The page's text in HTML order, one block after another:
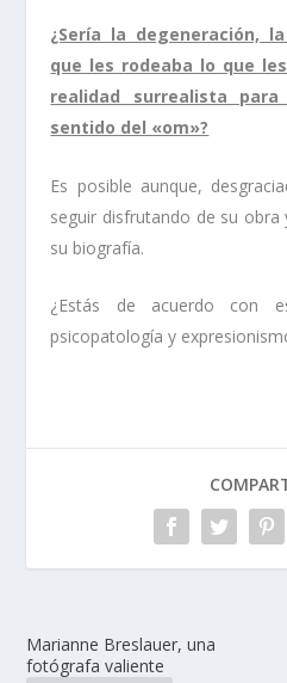
¿Sería la degeneración,
que les rodeaba lo que
realidad surrealista
sentido del «om»?
Es posible aunque,
seguir disfrutando de su
su biografía.
¿Estás de acuerdo con
psicopatología y
Marianne Breslauer, una
fotógrafa valiente